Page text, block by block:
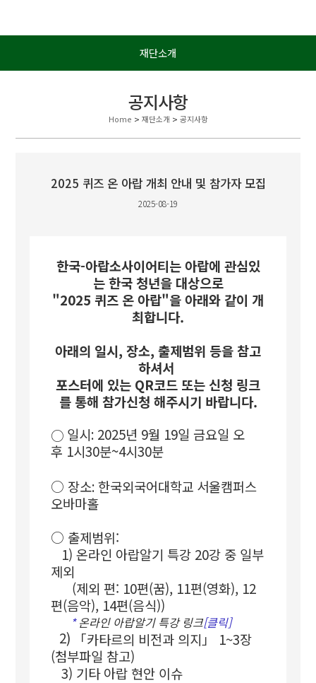
재단소개
공지사항
Home > 재단소개 > 공지사항
2025 퀴즈 온 아랍 개최 안내 및 참가자 모집
2025-08-19
한국-아랍소사이어티는 아랍에 관심있
는 한국 청년을 대상으로
"2025 퀴즈 온 아랍"을 아래와 같이 개
최합니다.
아래의 일시, 장소, 출제범위 등을 참고
하셔서
포스터에 있는 QR코드 또는 신청 링크
를 통해 참가신청 해주시기 바랍니다.
○ 일시: 2025년 9월 19일 금요일 오
후 1시30분~4시30분
○ 장소:한국외국어대학교 서울캠퍼스
오바마홀
○ 출제범위:
1) 온라인 아랍알기 특강 20강 중 일부
제외
(제외 편: 10편(꿈), 11편(영화), 12
편(음악), 14편(음식))
*온라인 아랍알기 특강 링크[클릭]
2) 「카타르의 비전과 의지 」
1~3장
(첨부파일 참고)
3) 기타 아랍 현안 이슈